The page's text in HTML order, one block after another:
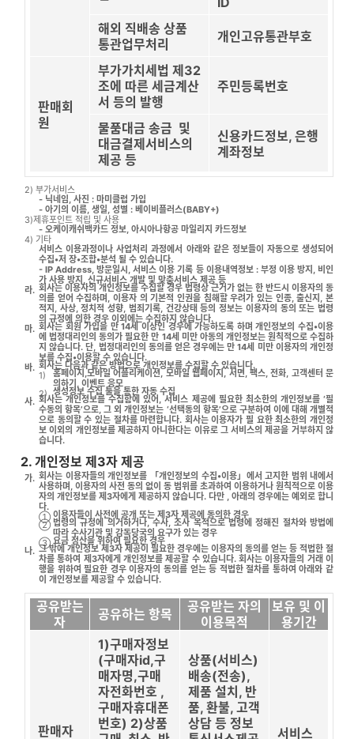
해외 직배송 상품
통관업무처리
개인고유통관부호
판매회
원
부가가치세법 제32
조에 따른 세금계산
서 등의 발행
주민등록번호
물품대금 송금 및
대금결제서비스의
제공 등
신용카드정보, 은행
계좌정보
2) 부가서비스
- 닉네임, 사진 : 마미클럽 가입
- 아기의 이름, 생일, 성별 : 베이비플러스(BABY+)
3)제휴포인트 적립 및 사용
- 오케이캐쉬백카드 정보, 아시아나항공 마일리지 카드정보
4) 기타
서비스 이용과정이나 사업처리 과정에서 아래와 같은 정보들이 자동으로 생성되어
수집•저 장•조합•분석 될 수 있습니다.
- IP Address, 방문일시, 서비스 이용 기록 등 이용내역정보 : 부정 이용 방지, 비인
가 사용 방지, 신규서비스 개발 및 맞춤서비스 제공 등
라. 회사는 이용자의 개인정보를 수집할 경우 법령상 근거가 없는 한 반드시 이용자의 동
의를 얻어 수집하며, 이용자 의 기본적 인권을 침해할 우려가 있는 인종, 출신지, 본
적지, 사상, 정치적 성향, 범죄기록, 건강상태 등의 정보는 이용자의 동의 또는 법령
의 규정에 의한 경우 이외에는 수집하지 않습니다.
마. 회사는 회원 가입을 만 14세 이상인 경우에 가능하도록 하며 개인정보의 수집•이용
에 법정대리인의 동의가 필요한 만 14세 미만 아동의 개인정보는 원칙적으로 수집하
지 않습니다. 단, 법정대리인의 동의를 얻은 경우에는 만 14세 미만 이용자의 개인정
보를 수집•이용할 수 있습니다.
바. 회사는 다음과 같은 방법으로 개인정보를 수집할 수 있습니다.
1)
홈페이지,모바일 어플리케이션, 모바일 웹페이지, 서면, 팩스, 전화, 고객센터 문
의하기, 이벤트 응모
2) 생성정보 수집 툴을 통한 자동 수집
사. 회사는 개인정보를 수집함에 있어, 서비스 제공에 필요한 최소한의 개인정보를 ‘필
수동의 항목’으로, 그 외 개인정보는 ‘선택동의 항목’으로 구분하여 이에 대해 개별적
으로 동의할 수 있는 절차를 마련합니다. 회사는 이용자가 필 요한 최소한의 개인정
보 이외의 개인정보를 제공하지 아니한다는 이유로 그 서비스의 제공을 거부하지 않
습니다.
2. 개인정보 제3자 제공
가. 회사는 이용자들의 개인정보를 「개인정보의 수집•이용」에서 고지한 범위 내에서
사용하며, 이용자의 사전 동의 없이 동 범위를 초과하여 이용하거나 원칙적으로 이용
자의 개인정보를 제3자에게 제공하지 않습니다. 다만 , 아래의 경우에는 예외로 합니
다.
① 이용자들이 사전에 공개 또는 제3자 제공에 동의한 경우
② 법령의 규정에 의거하거나, 수사, 조사 목적으로 법령에 정해진 절차와 방법에
따라 수사기관 및 감독당국의 요구가 있는 경우
③ 요금 정산을 위하여 필요한 경우
나. 그 밖에 개인정보 제3자 제공이 필요한 경우에는 이용자의 동의를 얻는 등 적법한 절
차를 통하여 제3자에게 개인정보를 제공할 수 있습니다. 회사는 이용자들의 거래 이
행을 위하여 필요한 경우 이용자의 동의를 얻는 등 적법한 절차를 통하여 아래와 같
이 개인정보를 제공할 수 있습니다.
공유받는
자
공유하는 항목
공유받는 자의
이용목적
보유 및 이
용기간
판매자
1)구매자정보
(구매자id,구
매자명,구매
자전화번호 ,
구매자휴대폰
번호) 2)상품
상품(서비스)
배송(전송),
제품 설치, 반
품, 환불, 고객
상담 등 정보
서비스